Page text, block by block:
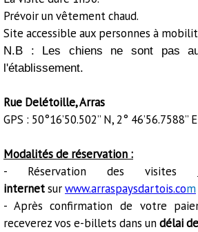
Prévoir un vêtement chaud.
Site accessible aux personnes à
N.B : Les chiens ne sont pas
l'établissement.
Rue Delétoille, Arras
GPS : 50°16’50.502’’ N, 2° 46’56.7588’’ E
Modalités de réservation :
- Réservation des visites
internetsurwww.arraspaysdartois.com
- Après confirmation de votre
receverez vos e-billets dans undélai